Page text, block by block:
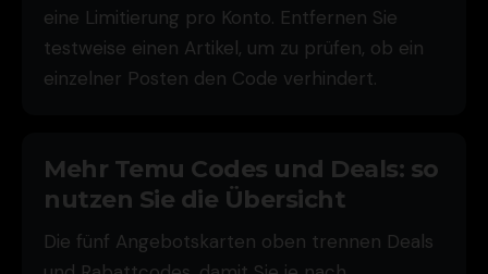
eine Limitierung pro Konto. Entfernen Sie
testweise einen Artikel, um zu prüfen, ob ein
einzelner Posten den Code verhindert.
Mehr Temu Codes und Deals: so
nutzen Sie die Übersicht
Die fünf Angebotskarten oben trennen Deals